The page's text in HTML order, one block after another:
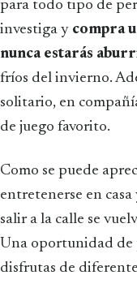
para todo tipo de
investiga y compra
nunca estarás
fríos del invierno.
solitario, en
de juego favorito.
Como se puede
entretenerse en
salir a la calle se
Una oportunidad de
disfrutas de